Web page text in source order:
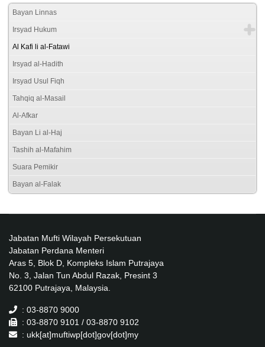
Bayan Linnas
Irsyad Hukum
Al Kafi li al-Fatawi
Irsyad al-Hadith
Irsyad Usul Fiqh
Tahqiq al-Masail
Al-Afkar
Bayan Li al-Haj
Tashih al-Mafahim
Suara Pemikir
Bayan al-Falak
Jabatan Mufti Wilayah Persekutuan
Jabatan Perdana Menteri
Aras 5, Blok D, Kompleks Islam Putrajaya
No. 3, Jalan Tun Abdul Razak, Presint 3
62100 Putrajaya, Malaysia.
: 03-8870 9000
: 03-8870 9101 / 03-8870 9102
: ukk[at]muftiwp[dot]gov[dot]my